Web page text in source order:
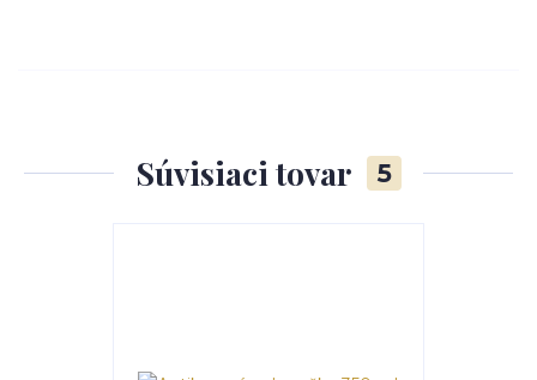
Súvisiaci tovar 5